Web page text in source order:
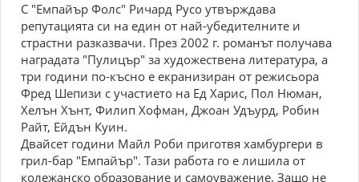
С "Емпайър Фолс" Ричард Русо утвърждава
репутацията си на един от най-убедителните и
страстни разказвачи. През 2002 г. романът получава
наградата "Пулицър" за художествена литература, а
три години по-късно е екранизиран от режисьора
Фред Шепизи с участието на Ед Харис, Пол Нюман,
Хелън Хънт, Филип Хофман, Джоан Удъурд, Робин
Райт, Ейдън Куин.
Двайсет години Майл Роби приготвя хамбургери в
грил-бар "Емпайър". Тази работа го е лишила от
колежанско образование и самоуважение. Защо не